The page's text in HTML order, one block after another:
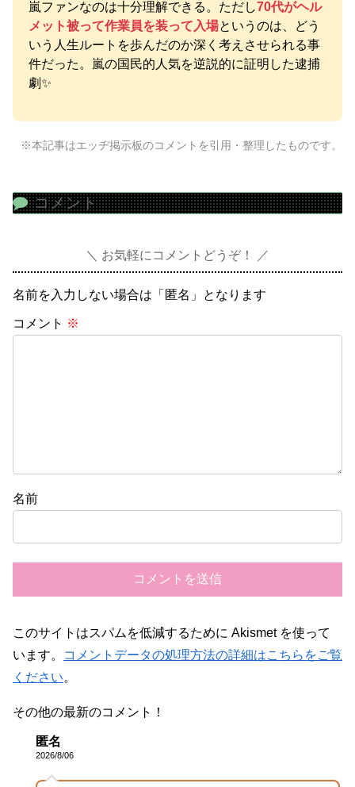
嵐ファンなのは十分理解できる。ただし70代がヘル
メット被って作業員を装って入場というのは、どう
いう人生ルートを歩んだのか深く考えさせられる事
件だった。嵐の国民的人気を逆説的に証明した逮捕
劇✨
※本記事はエッヂ掲示板のコメントを引用・整理したものです。
コメント
お気軽にコメントどうぞ！
名前を入力しない場合は「匿名」となります
コメント ※
名前
このサイトはスパムを低減するために Akismet を使って
います。
コメントデータの処理方法の詳細はこちらをご覧
ください。
その他の最新のコメント！
匿名
2026/8/06